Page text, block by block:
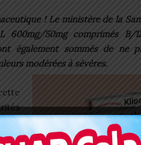
! Le ministère de la
600mg/50mg comprimés B/
également sommés de ne
modérées à sévères.
la